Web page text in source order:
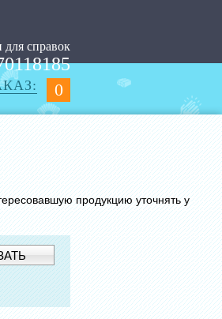
для справок
0
продукцию уточнять у